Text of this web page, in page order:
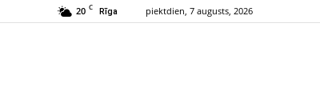
20 C Rīga piektdien, 7 augusts, 2026